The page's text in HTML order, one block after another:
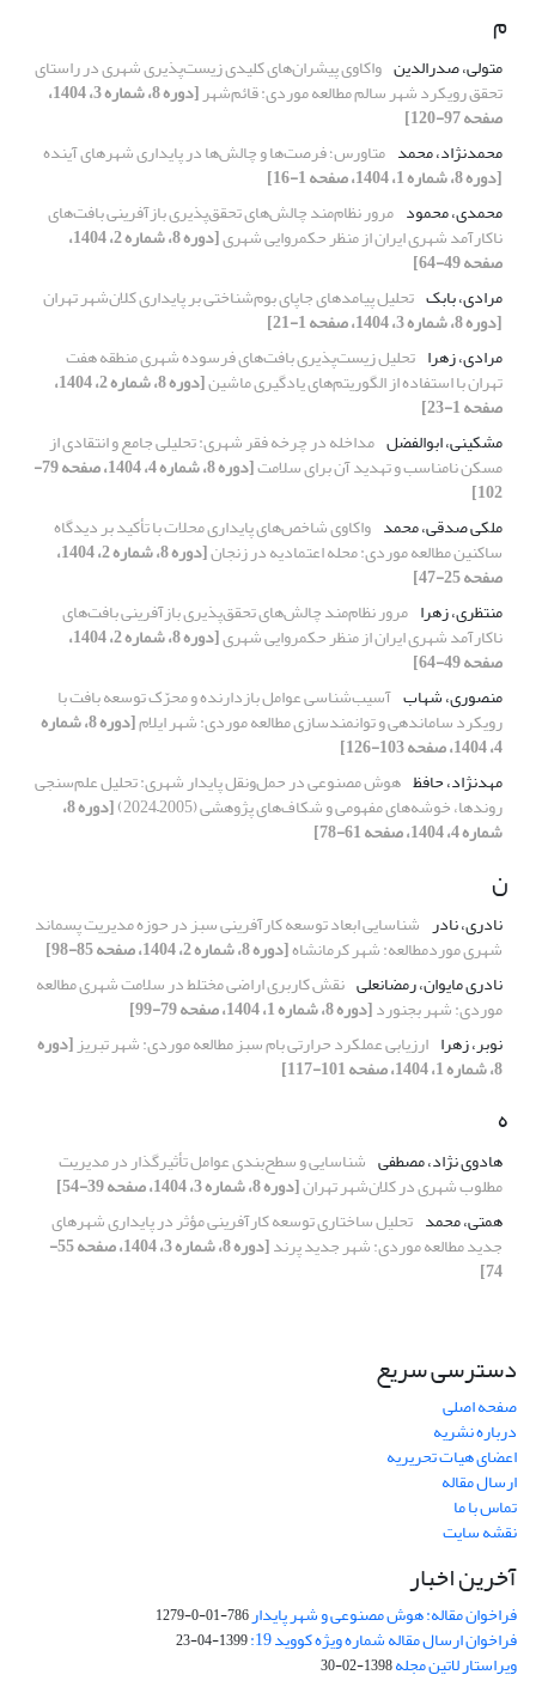
م
متولی، صدرالدین واکاوی پیشران‌های کلیدی زیست‌پذیری شهری در راستای
تحقق رویکرد شهر سالم مطالعه موردی: قائم‌شهر [دوره 8، شماره 3، 1404،
صفحه 97-120]
محمدنژاد، محمد متاورس؛ فرصت‌ها و چالش‌ها در پایداری شهرهای آینده
[دوره 8، شماره 1، 1404، صفحه 1-16]
محمدی، محمود مرور نظام‌مند چالش‌های تحقق‌پذیری بازآفرینی بافت‌های
ناکارآمد شهری ایران از منظر حکمروایی شهری [دوره 8، شماره 2، 1404،
صفحه 49-64]
مرادی، بابک تحلیل پیامدهای جاپای بوم‌شناختی بر پایداری کلان‌شهر تهران
[دوره 8، شماره 3، 1404، صفحه 1-21]
مرادی، زهرا تحلیل زیست‌پذیری بافت‌های فرسوده شهری منطقه هفت
تهران با استفاده از الگوریتم‌های یادگیری ماشین [دوره 8، شماره 2، 1404،
صفحه 1-23]
مشکینی، ابوالفضل مداخله در چرخه فقر شهری: تحلیلی جامع و انتقادی از
مسکن نامناسب و تهدید آن برای سلامت [دوره 8، شماره 4، 1404، صفحه 79-
102]
ملکی صدقی، محمد واکاوی شاخص‌های پایداری محلات با تأکید بر دیدگاه
ساکنین مطالعه موردی: محله اعتمادیه در زنجان [دوره 8، شماره 2، 1404،
صفحه 25-47]
منتظری، زهرا مرور نظام‌مند چالش‌های تحقق‌پذیری بازآفرینی بافت‌های
ناکارآمد شهری ایران از منظر حکمروایی شهری [دوره 8، شماره 2، 1404،
صفحه 49-64]
منصوری، شهاب آسیب‌شناسی عوامل بازدارنده و محرّک توسعه بافت با
رویکرد ساماندهی و توانمندسازی مطالعه موردی: شهر ایلام [دوره 8، شماره
4، 1404، صفحه 103-126]
مهدنژاد، حافظ هوش مصنوعی در حمل‌ونقل پایدار شهری: تحلیل علم‌سنجی
روندها، خوشه‌های مفهومی و شکاف‌های پژوهشی (2005–2024) [دوره 8،
شماره 4، 1404، صفحه 61-78]
ن
نادری، نادر شناسایی ابعاد توسعه کارآفرینی سبز در حوزه مدیریت پسماند
شهری موردمطالعه: شهر کرمانشاه[دوره 8، شماره 2، 1404، صفحه 85-98]
نادری مایوان، رمضانعلی نقش کاربری اراضی مختلط در سلامت شهری مطالعه
موردی: شهر بجنورد[دوره 8، شماره 1، 1404، صفحه 79-99]
نوبر، زهرا ارزیابی عملکرد حرارتی بام سبز مطالعه موردی: شهر تبریز[دوره
8، شماره 1، 1404، صفحه 101-117]
ه
هادوی نژاد، مصطفی شناسایی و سطح‌بندی عوامل تأثیرگذار در مدیریت
مطلوب شهری در کلان‌شهر تهران[دوره 8، شماره 3، 1404، صفحه 39-54]
همتی، محمد تحلیل ساختاری توسعه کارآفرینی مؤثر در پایداری شهرهای
جدید مطالعه موردی: شهر جدید پرند [دوره 8، شماره 3، 1404، صفحه 55-
74]
دسترسی سریع
صفحه اصلی
درباره نشریه
اعضای هیات تحریریه
ارسال مقاله
تماس با ما
نقشه سایت
آخرین اخبار
فراخوان مقاله: هوش مصنوعی و شهر پایدار786-01-0-1279
فراخوان ارسال مقاله شماره ویژه کووید 19: 1399-04-23
ویراستار لاتین مجله1398-02-30